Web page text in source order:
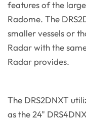
features of the
Radome. The
smaller vessels or
Radar with the
Radar provides.
The DRS2DNXT
as the 24"